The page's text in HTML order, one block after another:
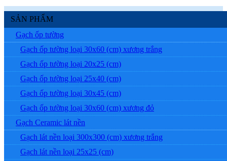
SẢN PHẨM
Gạch ốp tường
Gạch ốp tường loại 30x60 (cm) xương trắng
Gạch ốp tường loại 20x25 (cm)
Gạch ốp tường loại 25x40 (cm)
Gạch ốp tường loại 30x45 (cm)
Gạch ốp tường loại 30x60 (cm) xương đỏ
Gạch Ceramic lát nền
Gạch lát nền loại 300x300 (cm) xương trắng
Gạch lát nền loại 25x25 (cm)